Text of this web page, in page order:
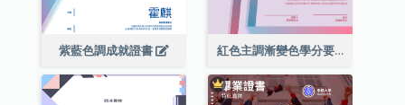
紫藍色調成就證書 紅色主調漸變色學分要求成就證書